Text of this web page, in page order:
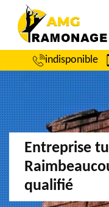
indisponible
Entreprise
qualifié